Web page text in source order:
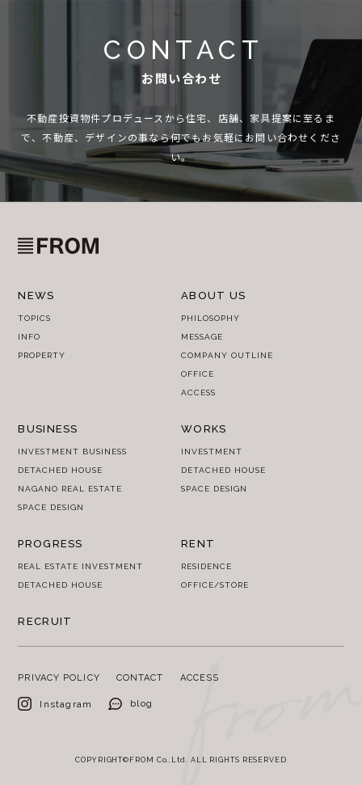
CONTACT
お問い合わせ
不動産投資物件プロデュースから住宅、店舗、家具提案に至るま
で、不動産、デザインの事なら何でもお気軽にお問い合わせくださ
い。
NEWS
TOPICS
INFO
PROPERTY
ABOUT US
PHILOSOPHY
MESSAGE
COMPANY OUTLINE
OFFICE
ACCESS
BUSINESS
INVESTMENT BUSINESS
DETACHED HOUSE
NAGANO REAL ESTATE
SPACE DESIGN
WORKS
INVESTMENT
DETACHED HOUSE
SPACE DESIGN
PROGRESS
REAL ESTATE INVESTMENT
DETACHED HOUSE
RENT
RESIDENCE
OFFICE/STORE
RECRUIT
PRIVACY POLICY CONTACT ACCESS
Instagram blog
COPYRIGHT©FROM Co.,Ltd. ALL RIGHTS RESERVED